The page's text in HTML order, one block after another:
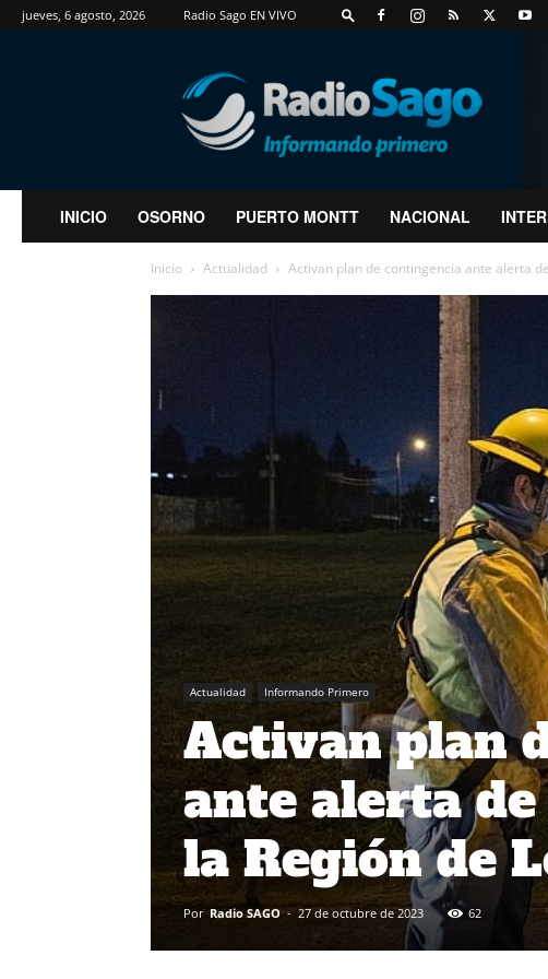
jueves, 6 agosto, 2026 Radio Sago EN VIVO
RadioSago
INICIO OSORNO PUERTO MONTT NACIONAL
Inicio Actualidad Activan plan de contingencia ante alerta
Actualidad Informando Primero
Activan plan
ante alerta
la Región de
Por Radio SAGO - 27 de octubre de 2023 62